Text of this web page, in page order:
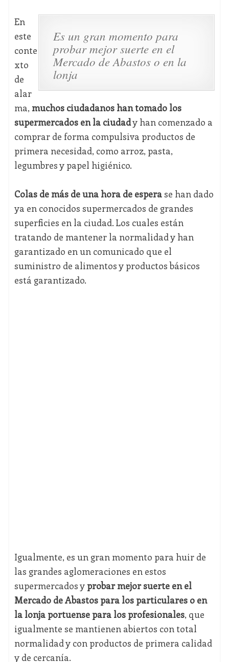
Es un gran momento para
probar mejor suerte en el
Mercado de Abastos o en la
lonja
En
este
conte
xto
de
alar
ma, muchos ciudadanos han tomado los
supermercados en la ciudady han comenzado a
comprar de forma compulsiva productos de
primera necesidad, como arroz, pasta,
legumbres y papel higiénico.
Colas de más de una hora de esperase han dado
ya en conocidos supermercados de grandes
superficies en la ciudad. Los cuales están
tratando de mantener la normalidad y han
garantizado en un comunicado que el
suministro de alimentos y productos básicos
está garantizado.
Igualmente, es un gran momento para huir de
las grandes aglomeraciones en estos
supermercados y probar mejor suerte en el
Mercado de Abastos para los particulares o en
la lonja portuense para los profesionales, que
igualmente se mantienen abiertos con total
normalidad y con productos de primera calidad
y de cercanía.